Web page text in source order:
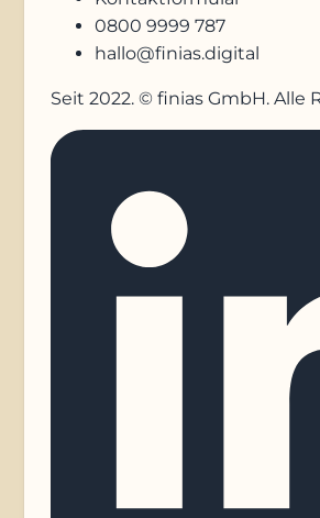
0800 9999 787
hallo@finias.digital
Seit 2022. © finias GmbH. Alle